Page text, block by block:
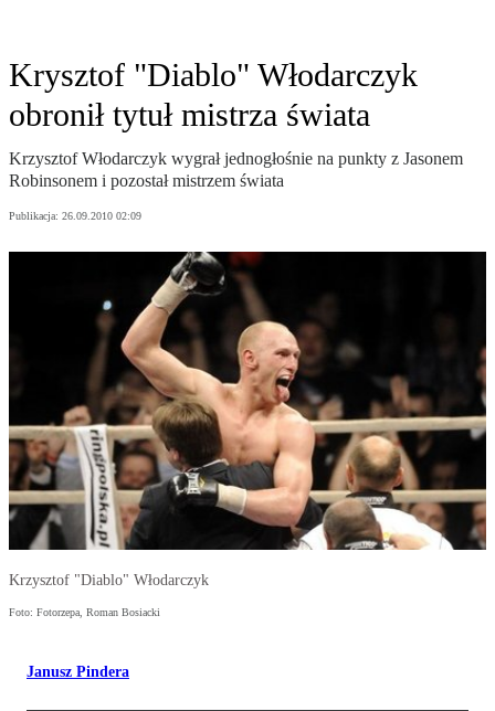
Krysztof "Diablo" Włodarczyk
obronił tytuł mistrza świata
Krzysztof Włodarczyk wygrał jednogłośnie na punkty z Jasonem
Robinsonem i pozostał mistrzem świata
Publikacja: 26.09.2010 02:09
Krzysztof "Diablo" Włodarczyk
Foto: Fotorzepa, Roman Bosiacki
Janusz Pindera